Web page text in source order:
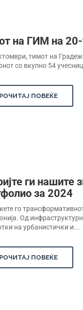
на ГИМ на 20-
тимот на
со вкупно 54
ПОВЕЌЕ
ги нашите
за 2024
го
Од
на урбанистички и...
ПОВЕЌЕ